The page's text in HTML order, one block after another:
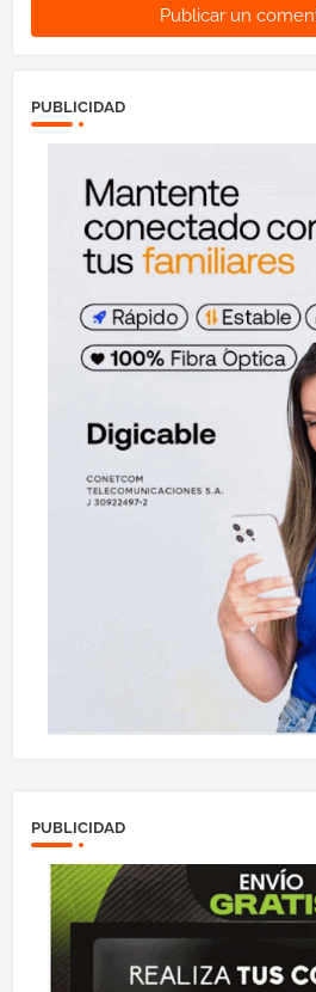
Publicar un
PUBLICIDAD
PUBLICIDAD